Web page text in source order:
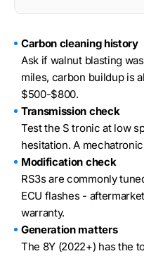
Carbon cleaning history
Ask if walnut blasting
miles, carbon buildup is
$500-$800.
Transmission check
Test the S tronic at low
hesitation. A
Modification check
RS3s are commonly
ECU flashes -
warranty.
Generation matters
The 8Y (2022+) has the